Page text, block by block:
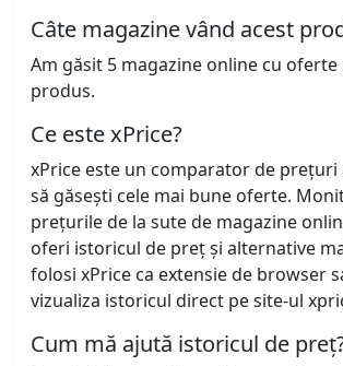
Câte magazine vând acest
Am găsit 5 magazine online cu
produs.
Ce este xPrice?
xPrice este un comparator de prețuri
să găsești cele mai bune oferte.
prețurile de la sute de magazine
oferi istoricul de preț și alternative
folosi xPrice ca extensie de browser
vizualiza istoricul direct pe site-ul
Cum mă ajută istoricul de